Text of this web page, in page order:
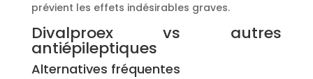
prévient les effets indésirables graves.
Divalproex vs autres
antiépileptiques
Alternatives fréquentes